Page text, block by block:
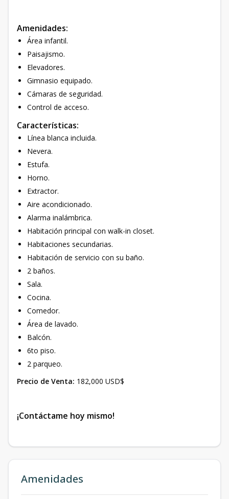
Amenidades:
Área infantil.
Paisajismo.
Elevadores.
Gimnasio equipado.
Cámaras de seguridad.
Control de acceso.
Características:
Línea blanca incluida.
Nevera.
Estufa.
Horno.
Extractor.
Aire acondicionado.
Alarma inalámbrica.
Habitación principal con walk-in closet.
Habitaciones secundarias.
Habitación de servicio con su baño.
2 baños.
Sala.
Cocina.
Comedor.
Área de lavado.
Balcón.
6to piso.
2 parqueo.
Precio de Venta: 182,000 USD$
¡Contáctame hoy mismo!
Amenidades